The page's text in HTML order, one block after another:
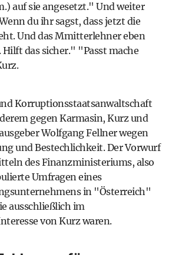
auf sie angesetzt." Und weiter
du ihr sagst, dass jetzt die
Und das Mmitterlehner eben
Hilft das sicher." "Passt mache
Korruptionsstaatsanwaltschaft
gegen Karmasin, Kurz und
Wolfgang Fellner wegen
und Bestechlichkeit. Der Vorwurf
des Finanzministeriums, also
Umfragen eines
in "Österreich"
ausschließlich im
von Kurz waren.